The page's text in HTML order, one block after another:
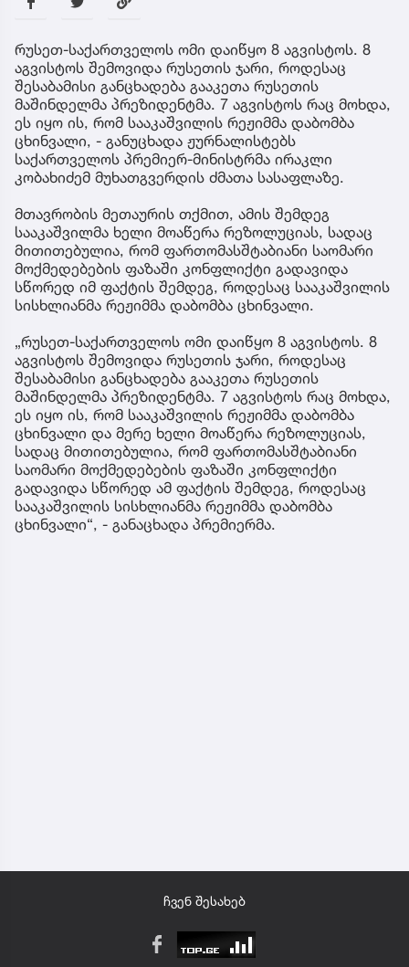
რუსეთ-საქართველოს ომი დაიწყო 8 აგვისტოს. 8
აგვისტოს შემოვიდა რუსეთის ჯარი, როდესაც
შესაბამისი განცხადება გააკეთა რუსეთის
მაშინდელმა პრეზიდენტმა. 7 აგვისტოს რაც მოხდა,
ეს იყო ის, რომ სააკაშვილის რეჟიმმა დაბომბა
ცხინვალი, - განუცხადა ჟურნალისტებს
საქართველოს პრემიერ-მინისტრმა ირაკლი
კობახიძემ მუხათგვერდის ძმათა სასაფლაზე.
მთავრობის მეთაურის თქმით, ამის შემდეგ
სააკაშვილმა ხელი მოაწერა რეზოლუციას, სადაც
მითითებულია, რომ ფართომასშტაბიანი საომარი
მოქმედებების ფაზაში კონფლიქტი გადავიდა
სწორედ იმ ფაქტის შემდეგ, როდესაც სააკაშვილის
სისხლიანმა რეჟიმმა დაბომბა ცხინვალი.
„რუსეთ-საქართველოს ომი დაიწყო 8 აგვისტოს. 8
აგვისტოს შემოვიდა რუსეთის ჯარი, როდესაც
შესაბამისი განცხადება გააკეთა რუსეთის
მაშინდელმა პრეზიდენტმა. 7 აგვისტოს რაც მოხდა,
ეს იყო ის, რომ სააკაშვილის რეჟიმმა დაბომბა
ცხინვალი და მერე ხელი მოაწერა რეზოლუციას,
სადაც მითითებულია, რომ ფართომასშტაბიანი
საომარი მოქმედებების ფაზაში კონფლიქტი
გადავიდა სწორედ ამ ფაქტის შემდეგ, როდესაც
სააკაშვილის სისხლიანმა რეჟიმმა დაბომბა
ცხინვალი“, - განაცხადა პრემიერმა.
ჩვენ შესახებ